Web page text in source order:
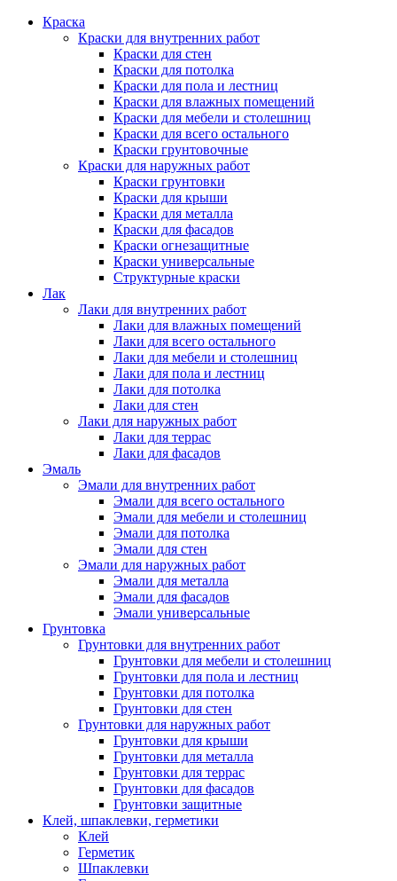
Краска
Краски для внутренних работ
Краски для стен
Краски для потолка
Краски для пола и лестниц
Краски для влажных помещений
Краски для мебели и столешниц
Краски для всего остального
Краски грунтовочные
Краски для наружных работ
Краски грунтовки
Краски для крыши
Краски для металла
Краски для фасадов
Краски огнезащитные
Краски универсальные
Структурные краски
Лак
Лаки для внутренних работ
Лаки для влажных помещений
Лаки для всего остального
Лаки для мебели и столешниц
Лаки для пола и лестниц
Лаки для потолка
Лаки для стен
Лаки для наружных работ
Лаки для террас
Лаки для фасадов
Эмаль
Эмали для внутренних работ
Эмали для всего остального
Эмали для мебели и столешниц
Эмали для потолка
Эмали для стен
Эмали для наружных работ
Эмали для металла
Эмали для фасадов
Эмали универсальные
Грунтовка
Грунтовки для внутренних работ
Грунтовки для мебели и столешниц
Грунтовки для пола и лестниц
Грунтовки для потолка
Грунтовки для стен
Грунтовки для наружных работ
Грунтовки для крыши
Грунтовки для металла
Грунтовки для террас
Грунтовки для фасадов
Грунтовки защитные
Клей, шпаклевки, герметики
Клей
Герметик
Шпаклевки